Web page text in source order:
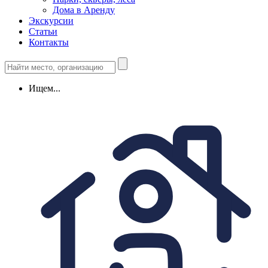
Дома в Аренду
Экскурсии
Статьи
Контакты
Ищем...